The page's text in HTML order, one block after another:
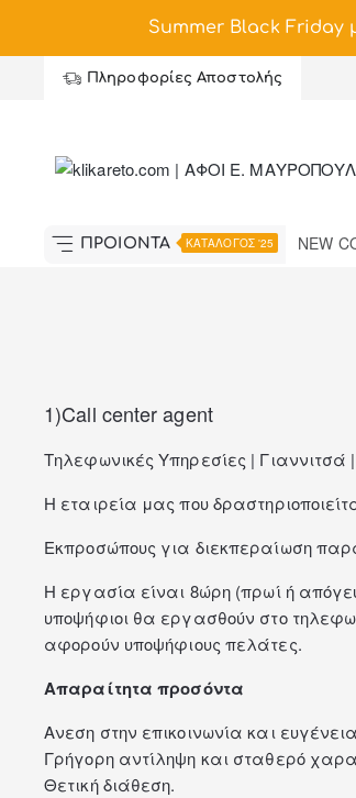
Summer Black Friday
Πληροφορίες Αποστολής
ΠΡΟΪΟΝΤΑ ΚΑΤΑΛΟΓΟΣ '25 NEW
1)Call center agent
Τηλεφωνικές Υπηρεσίες | Γιαννιτσά
​Η εταιρεία μας που
Εκπροσώπους για διεκπεραίωση
Η εργασία είναι 8ώρη (πρωί ή
υποψήφιοι θα εργασθούν στο
αφορούν υποψήφιους πελάτες.
Απαραίτητα προσόντα
Ανεση στην επικοινωνία και
Γρήγορη αντίληψη και σταθερό
Θετική διάθεση.